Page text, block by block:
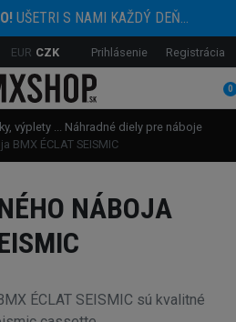
UŠETRI S NAMI KAŽDÝ DEŇ...
EUR CZK Prihlásenie Registrácia
0
výplety ...
Náhradné diely pre náboje
BMX ÉCLAT SEISMIC
NÁBOJA
ÉCLAT SEISMIC sú kvalitné